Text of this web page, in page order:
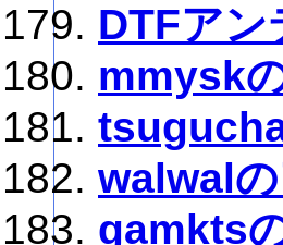
DTFアン
mmysk
walwal
gamkts